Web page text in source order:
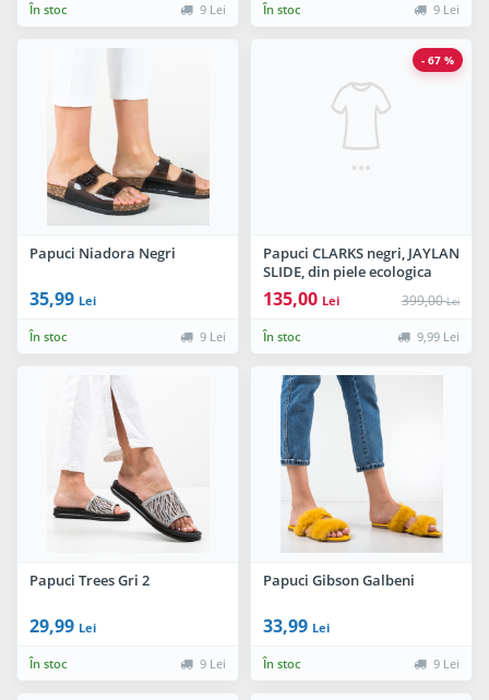
În stoc 9 Lei În stoc 9 Lei
Papuci Niadora Negri
35,99 Lei
În stoc 9 Lei
Papuci CLARKS negri, JAYLAN
SLIDE, din piele ecologica
135,00 Lei 399,00Lei
În stoc 9,99 Lei
- 67 %
Papuci Trees Gri 2
29,99 Lei
În stoc 9 Lei
Papuci Gibson Galbeni
33,99 Lei
În stoc 9 Lei